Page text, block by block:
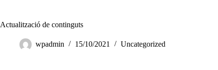
Actualització de continguts
wpadmin 15/10/2021 Uncategorized